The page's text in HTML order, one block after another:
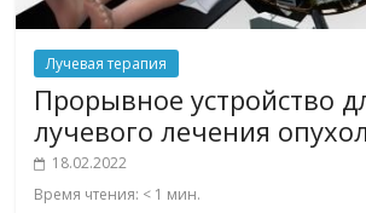
Лучевая терапия
Прорывное устройство
лучевого лечения
18.02.2022
Время чтения: < 1 мин.